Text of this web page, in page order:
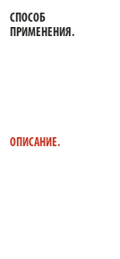
СПОСОБ
ПРИМЕНЕНИЯ.
ОПИСАНИЕ.